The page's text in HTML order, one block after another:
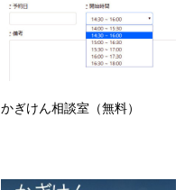
かぎけん相談室（無料）